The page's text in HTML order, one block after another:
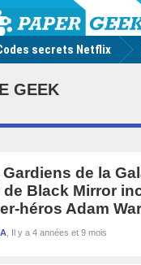
secrets Netflix
GEEK
Gardiens de la
de Black Mirror
héros Adam
Il y a 4 années et 9 mois
Mode
FacebookTwitter